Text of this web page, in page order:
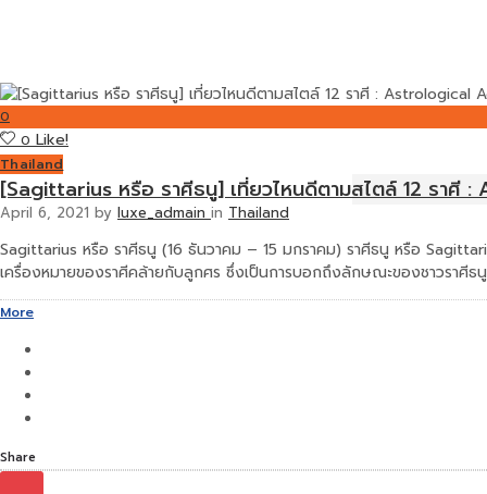
0
0 Like!
Thailand
[Sagittarius หรือ ราศีธนู] เที่ยวไหนดีตามสไตล์ 12 ราศี
April 6, 2021 by luxe_admain in Thailand
Sagittarius หรือ ราศีธนู (16 ธันวาคม – 15 มกราคม) ราศีธนู หรือ
เครื่องหมายของราศีคล้ายกับลูกศร ซึ่งเป็นการบอกถึงลักษณะของชาวราศี
More
Share